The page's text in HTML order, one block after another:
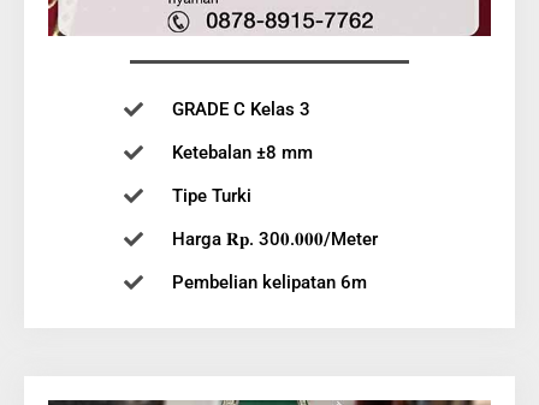
GRADE C Kelas 3
Ketebalan ±8 mm
Tipe Turki
Harga 𝐑𝐩. 30𝟎.𝟎𝟎𝟎/Meter
Pembelian kelipatan 6m